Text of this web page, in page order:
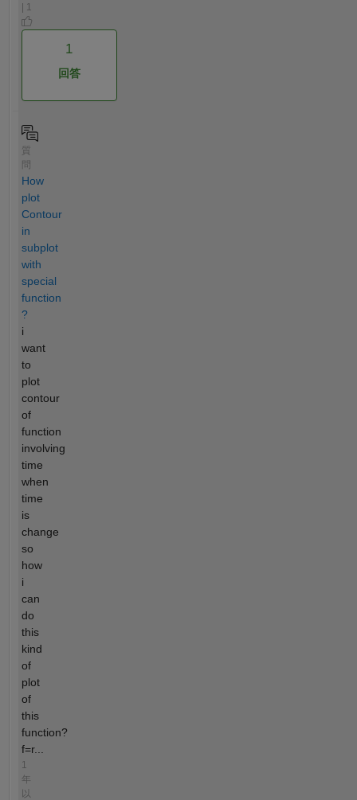
| 1
1
回答
質
How
plot
Contour
in
subplot
with
special
function
?
i
want
to
plot
contour
of
function
involving
time
when
time
is
change
so
how
i
can
do
this
kind
of
plot
of
this
function?
f=r...
1
年
以